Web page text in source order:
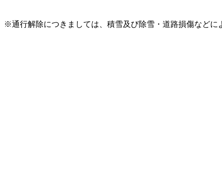
※通行解除につきましては、積雪及び除雪・道路損傷などに